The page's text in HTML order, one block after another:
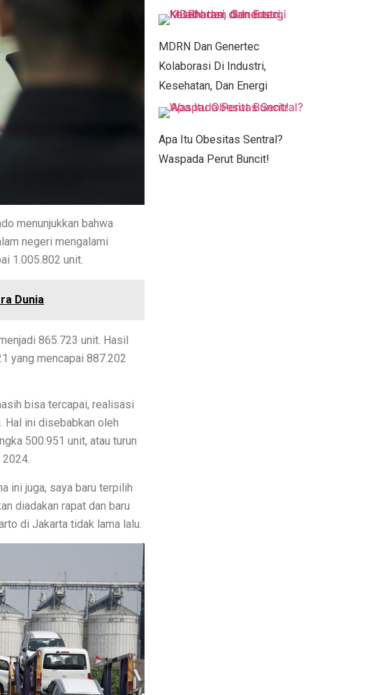
Pas untuk Semua
Dunia!
menunjukkan bahwa
negeri mengalami
1.005.802 unit.
Dunia
865.723 unit. Hasil
yang mencapai 887.202
bisa tercapai, realisasi
Hal ini disebabkan oleh
500.951 unit, atau turun
ini juga, saya baru terpilih
diadakan rapat dan baru
di Jakarta tidak lama lalu.
MDRN Dan Genertec
Kolaborasi Di Industri,
Kesehatan, Dan Energi
Apa Itu Obesitas Sentral?
Waspada Perut Buncit!